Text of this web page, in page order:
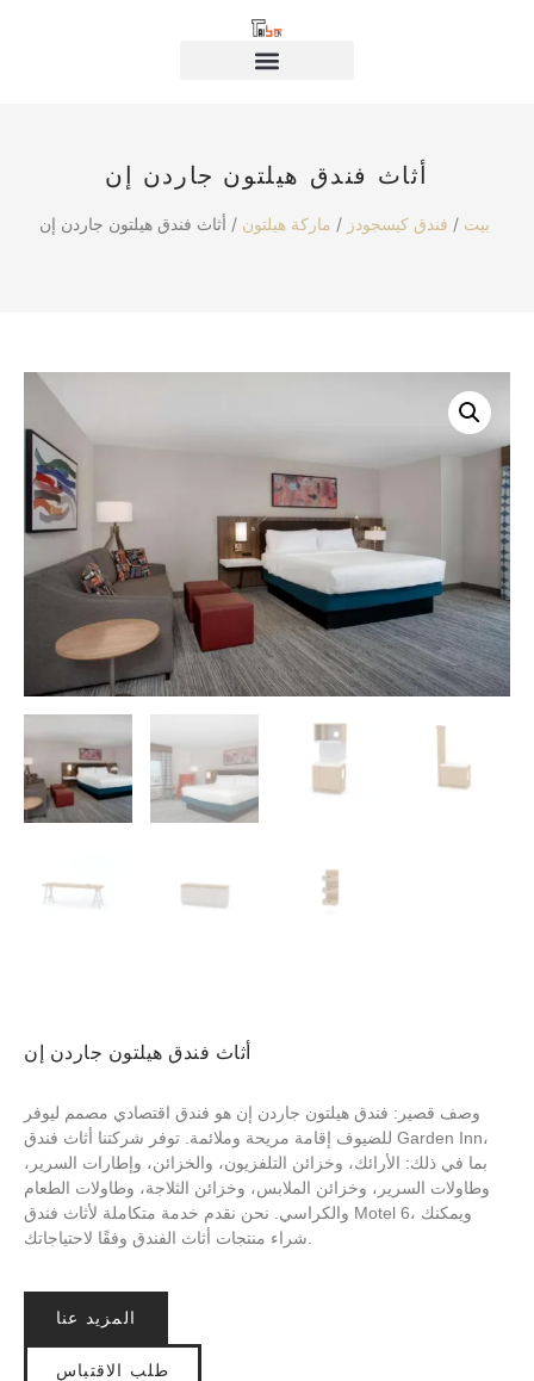
أثاث فندق هيلتون جاردن إن
بيت / فندق كيسجودز / ماركة هيلتون
أثاث فندق هيلتون جاردن إن
وصف قصير: فندق هيلتون جاردن إن هو فندق اقتصادي مصمم ليوفر
للضيوف إقامة مريحة وملائمة. توفر شركتنا أثاث فندق Garden Inn،
بما في ذلك: الأرائك، وخزائن التلفزيون، والخزائن، وإطارات السرير،
وطاولات السرير، وخزائن الملابس، وخزائن الثلاجة، وطاولات الطعام
والكراسي. نحن نقدم خدمة متكاملة لأثاث فندق Motel 6، ويمكنك
المزيد عنا
طلب الاقتباس